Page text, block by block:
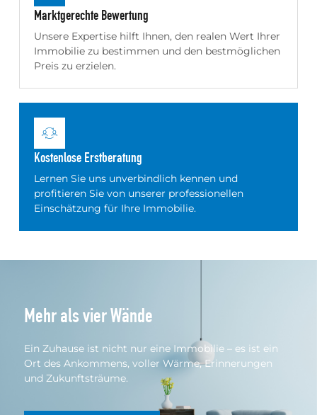
Marktgerechte Bewertung
Unsere Expertise hilft Ihnen, den realen Wert Ihrer
Immobilie zu bestimmen und den bestmöglichen
Preis zu erzielen.
Kostenlose Erstberatung
Lernen Sie uns unverbindlich kennen und
profitieren Sie von unserer professionellen
Einschätzung für Ihre Immobilie.
Mehr als vier Wände
Ein Zuhause ist nicht nur eine Immobilie – es ist ein
Ort des Ankommens, voller Wärme, Erinnerungen
und Zukunftsträume.